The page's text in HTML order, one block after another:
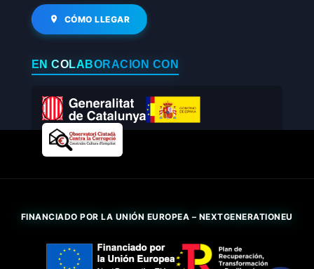
CÓMO LLEGAR
EN COLABORACIÓN CON
FINANCIADO POR LA UNIÓN EUROPEA – NEXTGENERATIONEU